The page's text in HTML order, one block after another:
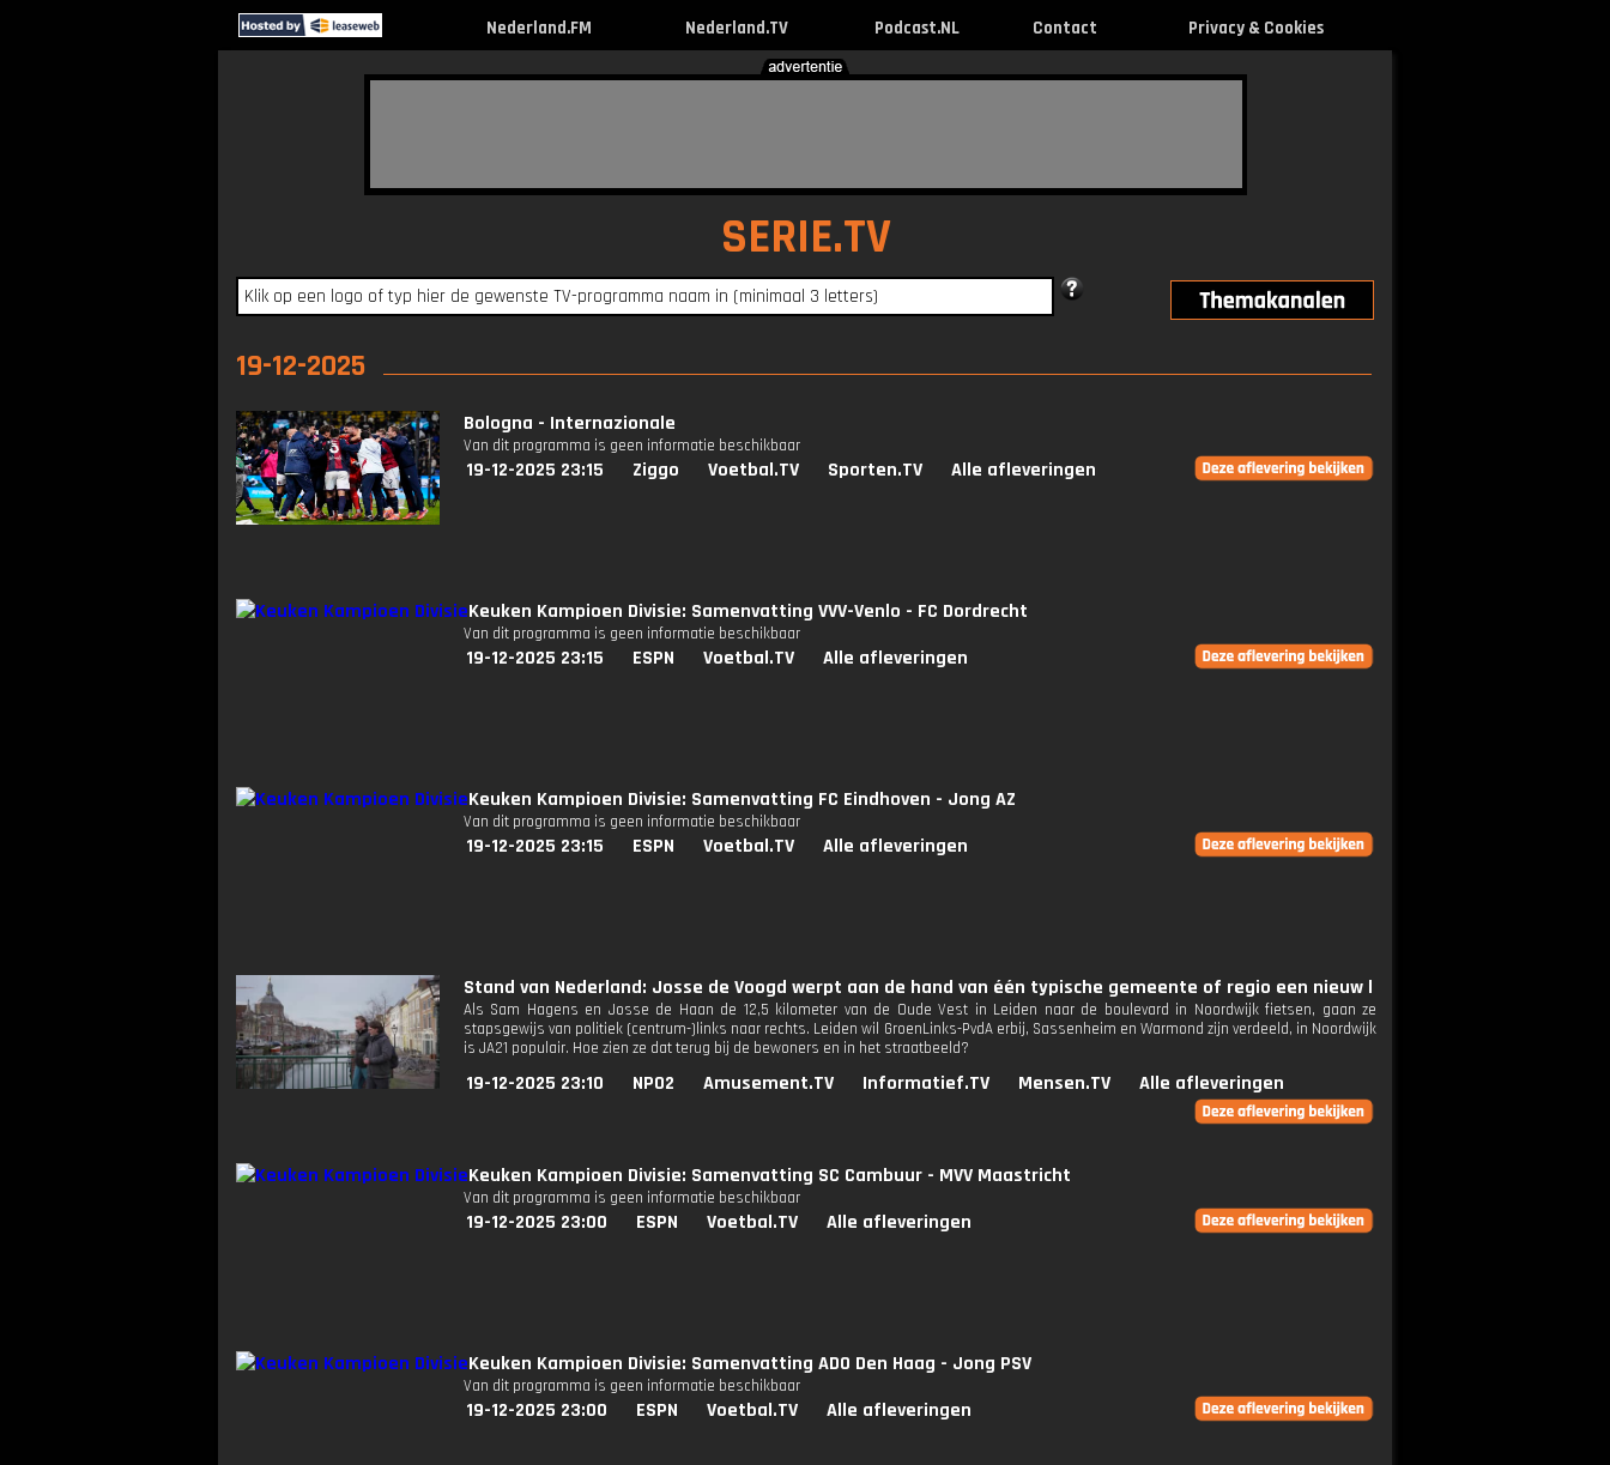
Nederland.FM Nederland.TV Podcast.NL Contact Privacy & Cookies
SERIE.TV
19-12-2025
Bologna - Internazionale
Van dit programma is geen informatie beschikbaar
19-12-2025 23:15 Ziggo Voetbal.TV Sporten.TV Alle afleveringen
Keuken Kampioen Divisie: Samenvatting VVV-Venlo - FC Dordrecht
Van dit programma is geen informatie beschikbaar
19-12-2025 23:15 ESPN Voetbal.TV Alle afleveringen
Keuken Kampioen Divisie: Samenvatting FC Eindhoven - Jong AZ
Van dit programma is geen informatie beschikbaar
19-12-2025 23:15 ESPN Voetbal.TV Alle afleveringen
Stand van Nederland: Josse de Voogd werpt aan de hand van één typische gemeente of regio een nieuw l
Als Sam Hagens en Josse de Haan de 12,5 kilometer van de Oude Vest in Leiden naar de boulevard in Noordwijk fietsen, gaan ze
stapsgewijs van politiek (centrum-)links naar rechts. Leiden wil GroenLinks-PvdA erbij, Sassenheim en Warmond zijn verdeeld, in Noordwijk
is JA21 populair. Hoe zien ze dat terug bij de bewoners en in het straatbeeld?
19-12-2025 23:10 NPO2 Amusement.TV Informatief.TV Mensen.TV Alle afleveringen
Keuken Kampioen Divisie: Samenvatting SC Cambuur - MVV Maastricht
Van dit programma is geen informatie beschikbaar
19-12-2025 23:00 ESPN Voetbal.TV Alle afleveringen
Keuken Kampioen Divisie: Samenvatting ADO Den Haag - Jong PSV
Van dit programma is geen informatie beschikbaar
19-12-2025 23:00 ESPN Voetbal.TV Alle afleveringen